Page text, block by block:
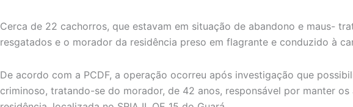
Cerca de 22 cachorros, que estavam em situação de abandono e maus-
resgatados e o morador da residência preso em flagrante e conduzido à
De acordo com a PCDF, a operação ocorreu após investigação que
criminoso, tratando-se do morador, de 42 anos, responsável por manter os